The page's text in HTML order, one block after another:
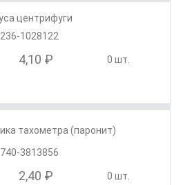
центрифуги
236-1028122
4,10 ₽ 0 шт.
тахометра (паронит)
740-3813856
2,40 ₽ 0 шт.